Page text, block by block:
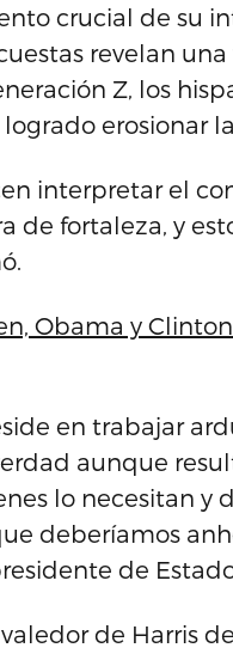
crucial de su
revelan
Z, los
erosionar
interpretar el
de fortaleza, y
Obama y
en trabajar
aunque
lo necesitan
deberíamos
de
de Harris